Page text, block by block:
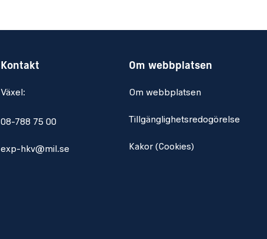
Kontakt
Växel:
08-788 75 00
exp-hkv@mil.se
Om webbplatsen
Om webbplatsen
Tillgänglighetsredogörelse
Kakor (Cookies)